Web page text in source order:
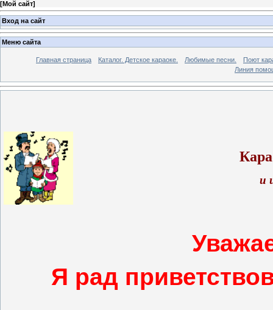
[Мой сайт]
Вход на сайт
Меню сайта
Главная страница Каталог. Детское караоке. Любимые песни.
Поют
Линия
и
Я рад